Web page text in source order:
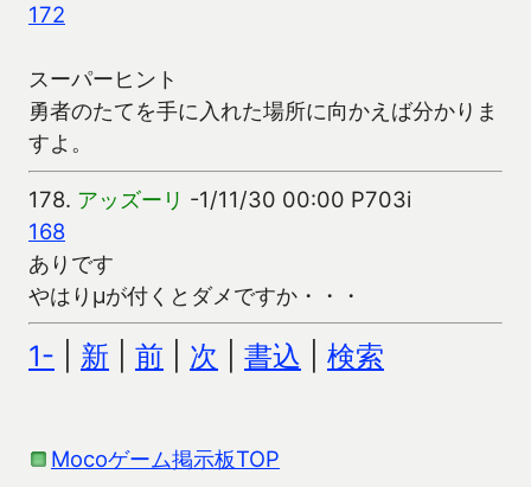
172
スーパーヒント
勇者のたてを手に入れた場所に向かえば分かりま
すよ。
178. アッズーリ -1/11/30 00:00 P703i
168
ありです
やはりμが付くとダメですか・・・
1- 新 前 次 書込 検索
Mocoゲーム掲示板TOP